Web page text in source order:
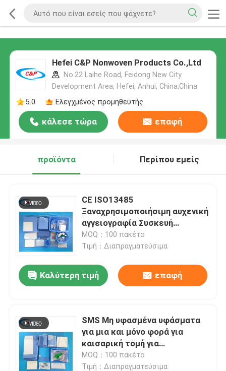
Hefei C&P Nonwoven Products Co.,Ltd
No.22 Laihe Road, Feidong New City
Development Area, Hefei, Anhui, China,China
5.0
Ελεγχμένος προμηθευτής
κάλεσε τώρα επαφή
προϊόντα Περίπου εμείς
CE ISO13485
Ξαναχρησιμοποιήσιμη αυχενική
αγγειογραφία Συσκευή
κουρτίνας
MOQ：100 πακέτο
Τιμή：Διαπραγματεύσιμα
Καλύτερη τιμή επαφή
SMS Μη υφασμένα υφάσματα
για μια και μόνο φορά για
καισαρική τομή για
χειρουργικές διαδικασίες
MOQ：100 πακέτο
Τιμή：Διαπραγματεύσιμα